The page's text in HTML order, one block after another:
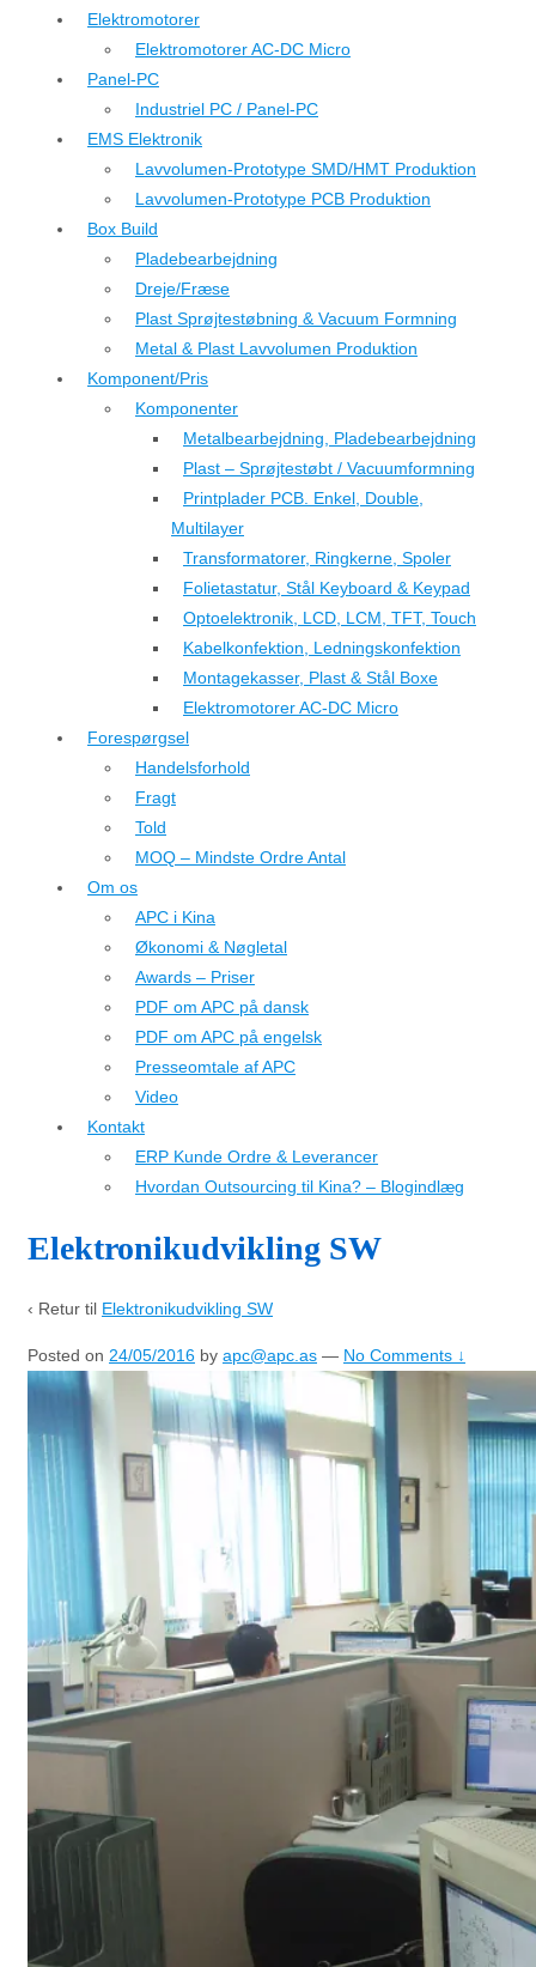
Elektromotorer
Elektromotorer AC-DC Micro
Panel-PC
Industriel PC / Panel-PC
EMS Elektronik
Lavvolumen-Prototype SMD/HMT Produktion
Lavvolumen-Prototype PCB Produktion
Box Build
Pladebearbejdning
Dreje/Fræse
Plast Sprøjtestøbning & Vacuum Formning
Metal & Plast Lavvolumen Produktion
Komponent/Pris
Komponenter
Metalbearbejdning, Pladebearbejdning
Plast – Sprøjtestøbt / Vacuumformning
Printplader PCB. Enkel, Double,
Multilayer
Transformatorer, Ringkerne, Spoler
Folietastatur, Stål Keyboard & Keypad
Optoelektronik, LCD, LCM, TFT, Touch
Kabelkonfektion, Ledningskonfektion
Montagekasser, Plast & Stål Boxe
Elektromotorer AC-DC Micro
Forespørgsel
Handelsforhold
Fragt
Told
MOQ – Mindste Ordre Antal
Om os
APC i Kina
Økonomi & Nøgletal
Awards – Priser
PDF om APC på dansk
PDF om APC på engelsk
Presseomtale af APC
Video
Kontakt
ERP Kunde Ordre & Leverancer
Hvordan Outsourcing til Kina? – Blogindlæg
Elektronikudvikling SW
‹ Retur til Elektronikudvikling SW
Posted on 24/05/2016 by apc@apc.as — No Comments ↓